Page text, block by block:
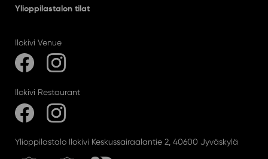
Ylioppilastalon tilat
Ilokivi Venue
Ilokivi Restaurant
Ylioppilastalo Ilokivi Keskussairaalantie 2, 40600 Jyväskylä